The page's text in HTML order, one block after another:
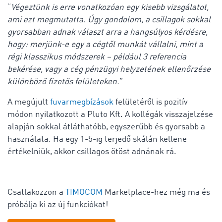
Végeztünk is erre vonatkozóan egy kisebb vizsgálatot,
ami ezt megmutatta. Úgy gondolom, a csillagok sokkal
gyorsabban adnak választ arra a hangsúlyos kérdésre,
hogy: merjünk-e egy a cégtől munkát vállalni, mint a
régi klasszikus módszerek – például 3 referencia
bekérése, vagy a cég pénzügyi helyzetének ellenőrzése
különböző fizetős felületeken.”
A megújult fuvarmegbízások felületéről is pozitív
módon nyilatkozott a Pluto Kft. A kollégák visszajelzése
alapján sokkal átláthatóbb, egyszerűbb és gyorsabb a
használata. Ha egy 1-5-ig terjedő skálán kellene
értékelniük, akkor csillagos ötöst adnának rá.
Csatlakozzon a TIMOCOM Marketplace-hez még ma és
próbálja ki az új funkciókat!